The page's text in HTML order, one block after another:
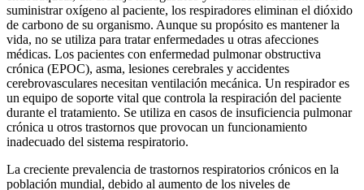
suministrar oxígeno al paciente, los respiradores eliminan el dióxido
de carbono de su organismo. Aunque su propósito es mantener la
vida, no se utiliza para tratar enfermedades u otras afecciones
médicas. Los pacientes con enfermedad pulmonar obstructiva
crónica (EPOC), asma, lesiones cerebrales y accidentes
cerebrovasculares necesitan ventilación mecánica. Un respirador es
un equipo de soporte vital que controla la respiración del paciente
durante el tratamiento. Se utiliza en casos de insuficiencia pulmonar
crónica u otros trastornos que provocan un funcionamiento
inadecuado del sistema respiratorio.
La creciente prevalencia de trastornos respiratorios crónicos en la
población mundial, debido al aumento de los niveles de